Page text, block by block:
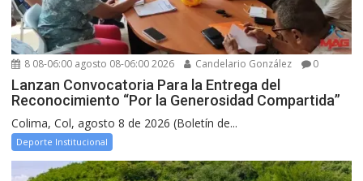
8 08-06:00 agosto 08-06:00 2026 Candelario González 0
Lanzan Convocatoria Para la Entrega del
Reconocimiento “Por la Generosidad Compartida”
Colima, Col, agosto 8 de 2026 (Boletín de...
Deporte Institucional